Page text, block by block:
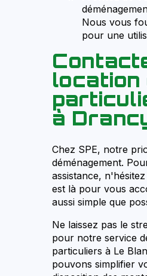
Nous vous
pour une
location
à
Chez SPE, notre
déménagement.
assistance,
est là pour vous
aussi simple que
Ne laissez pas le
pour notre service
particuliers à Le
pouvons simplifier